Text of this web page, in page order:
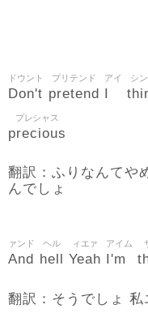
Don't
ドウント
pretend
プリテンド アイ シ
precious
プレシャス
翻訳：ふりなんてや
んでしょ
And
ァンド
hell
ヘル
Yeah
ィエァ
I'm
アイム
翻訳：そうでしょ